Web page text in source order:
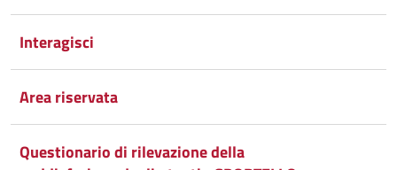
Interagisci
Area riservata
Questionario di rilevazione della